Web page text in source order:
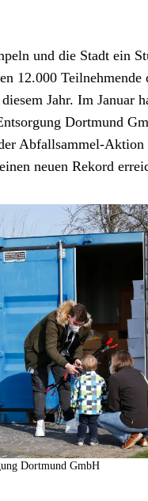
und die Stadt ein
12.000
Jahr. Im Januar
Dortmund
Abfallsammel-
neuen Rekord
Dortmund GmbH